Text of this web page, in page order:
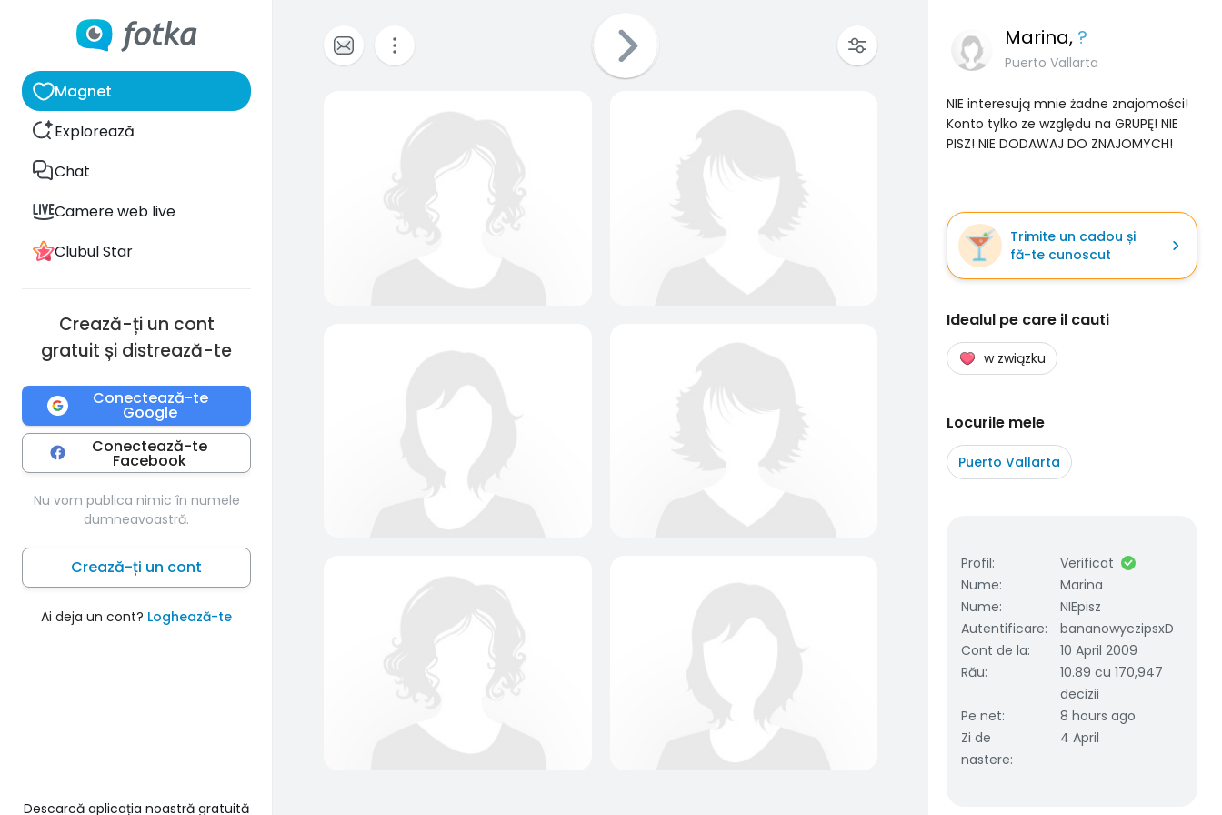
Magnet
Explorează
Chat
Camere web live
Clubul Star
Crează-ți un cont
gratuit și distrează-te
Conectează-te
Google
Conectează-te
Facebook
Nu vom publica nimic în numele
dumneavoastră.
Crează-ți un cont
Ai deja un cont? Loghează-te
Descarcă aplicația noastră gratuită
Marina, ?
Puerto Vallarta
NIE interesują mnie żadne znajomości!
Konto tylko ze względu na GRUPĘ! NIE
PISZ! NIE DODAWAJ DO ZNAJOMYCH!
Trimite un cadou și
fă-te cunoscut
Idealul pe care il cauti
w związku
Locurile mele
Puerto Vallarta
Profil:
Verificat
Nume:
Marina
Nume:
NIEpisz
Autentificare:
bananowyczipsxD
Cont de la:
10 April 2009
Rău:
10.89 cu 170,947
decizii
Pe net:
8 hours ago
Zi de
nastere:
4 April